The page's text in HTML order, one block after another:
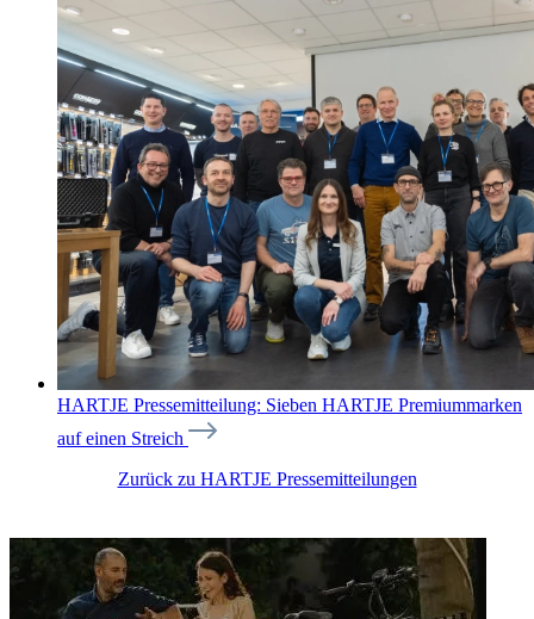
HARTJE Pressemitteilung: Sieben HARTJE Premiummarken
auf einen Streich
Zurück zu HARTJE Pressemitteilungen